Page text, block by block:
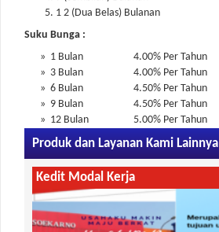
1 2 (Dua Belas) Bulanan
Suku Bunga :
» 1 Bulan
4.00% Per Tahun
» 3 Bulan
4.00% Per Tahun
» 6 Bulan
4.50% Per Tahun
» 9 Bulan
4.50% Per Tahun
» 12 Bulan
5.00% Per Tahun
Produk dan Layanan Kami Lainnya